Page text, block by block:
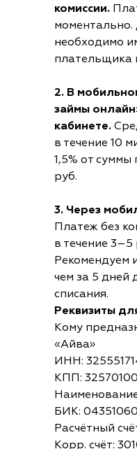
комиссии.
необходимо
плательщика
2. В
займы
кабинете.
в течение 10
1,5% от
руб.
3. Через
Платеж без
в течение
Рекомендуем
чем за 5 дней
списания.
Реквизиты
Кому
«Айва»
ИНН:
КПП:
БИК:
Расчётный
Корр. счёт: